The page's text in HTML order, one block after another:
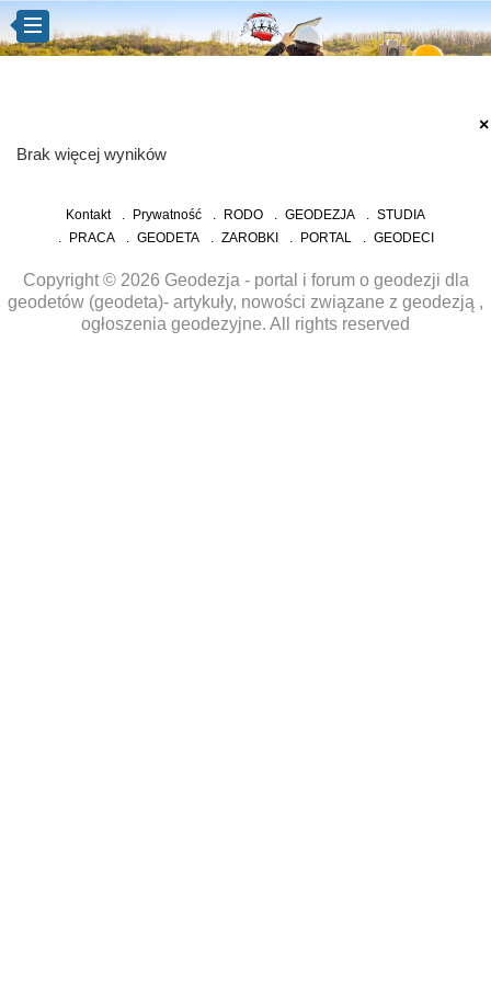
×
Brak więcej wyników
Kontakt Prywatność RODO GEODEZJA
STUDIA
PRACA
GEODETA ZAROBKI PORTAL GEODECI
Copyright © 2026 Geodezja - portal i forum o geodezji dla
geodetów (geodeta)- artykuły, nowości związane z geodezją ,
ogłoszenia geodezyjne. All rights reserved